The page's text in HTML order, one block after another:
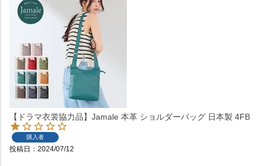
【ドラマ衣裳協力品】Jamale 本革 ショルダーバッグ 日本製 4FB
購入者
投稿日 2024/07/12